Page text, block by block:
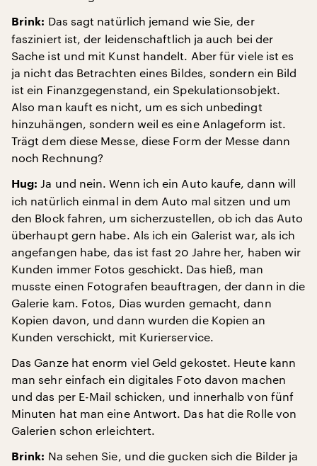
Brink: Das sagt natürlich jemand wie Sie, der
fasziniert ist, der leidenschaftlich ja auch bei der
Sache ist und mit Kunst handelt. Aber für viele ist es
ja nicht das Betrachten eines Bildes, sondern ein Bild
ist ein Finanzgegenstand, ein Spekulationsobjekt.
Also man kauft es nicht, um es sich unbedingt
hinzuhängen, sondern weil es eine Anlageform ist.
Trägt dem diese Messe, diese Form der Messe dann
noch Rechnung?
Hug: Ja und nein. Wenn ich ein Auto kaufe, dann will
ich natürlich einmal in dem Auto mal sitzen und um
den Block fahren, um sicherzustellen, ob ich das Auto
überhaupt gern habe. Als ich ein Galerist war, als ich
angefangen habe, das ist fast 20 Jahre her, haben wir
Kunden immer Fotos geschickt. Das hieß, man
musste einen Fotografen beauftragen, der dann in die
Galerie kam. Fotos, Dias wurden gemacht, dann
Kopien davon, und dann wurden die Kopien an
Kunden verschickt, mit Kurierservice.
Das Ganze hat enorm viel Geld gekostet. Heute kann
man sehr einfach ein digitales Foto davon machen
und das per E-Mail schicken, und innerhalb von fünf
Minuten hat man eine Antwort. Das hat die Rolle von
Galerien schon erleichtert.
Brink: Na sehen Sie, und die gucken sich die Bilder ja